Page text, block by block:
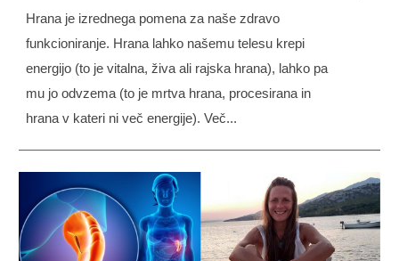
Hrana je izrednega pomena za naše zdravo
funkcioniranje. Hrana lahko našemu telesu krepi
energijo (to je vitalna, živa ali rajska hrana), lahko pa
mu jo odvzema (to je mrtva hrana, procesirana in
hrana v kateri ni več energije). Več...